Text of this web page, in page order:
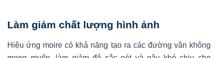
Làm giảm chất lượng hình ảnh
Hiệu ứng moire có khả năng tạo ra các đường vân không